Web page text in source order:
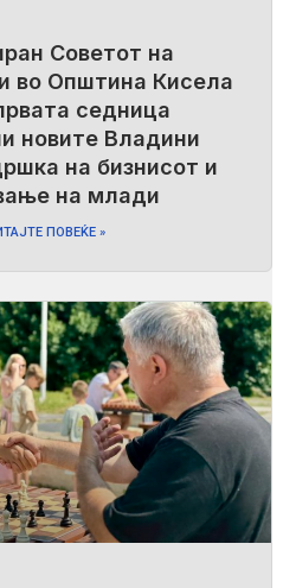
Советот на
во Општина Кисела
седница
новите Владини
на бизнисот и
на млади
ПОВЕЌЕ »